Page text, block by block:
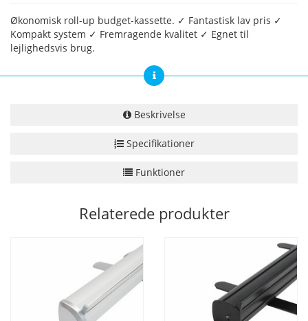
Økonomisk roll-up budget-kassette. ✓ Fantastisk lav pris ✓
Kompakt system ✓ Fremragende kvalitet ✓ Egnet til
lejlighedsvis brug.
Beskrivelse
Specifikationer
Funktioner
Relaterede produkter